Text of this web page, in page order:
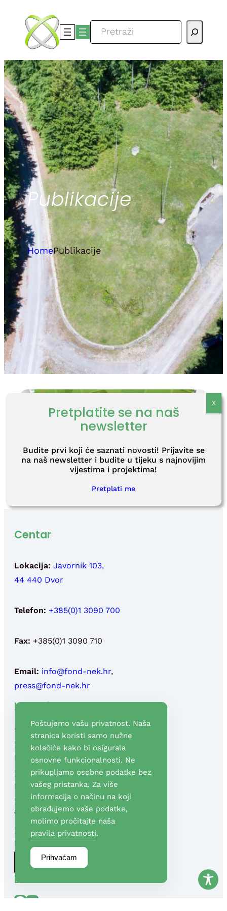
sadržaja
Pretraga
Publikacije
HomePublikacije
Brošure
Newsletteri
Centar
Lokacija: Javornik 103,
44 440 Dvor
Telefon: +385(0)1 3090 700
Fax: +385(0)1 3090 710
Email: info@fond-nek.hr,
press@fond-nek.hr
Izbornik
Centar
Radioaktivni otpad
Programi potpore
Info centri
Kviz
Pitanja
Vijesti
Publikacije
Kontakt
E
Društvene mreže
Facebook YouTube
Poštujemo vašu privatnost. Naša
stranica koristi samo nužne
kolačiće kako bi osigurala
osnovne funkcionalnosti. Ne
prikupljamo osobne podatke bez
vašeg pristanka. Za više
informacija o načinu na koji
obrađujemo vaše podatke,
molimo pročitajte naša
pravila privatnosti.
Prihvaćam
Pretplatite se na naš
newsletter
Budite prvi koji će saznati novosti! Prijavite se
na naš newsletter i budite u tijeku s najnovijim
vijestima i projektima!
Pretplati me